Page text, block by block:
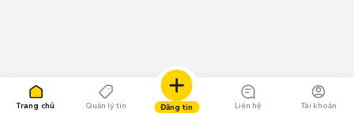
Trang chủ Quản lý tin Đăng tin Liên hệ Tài khoản